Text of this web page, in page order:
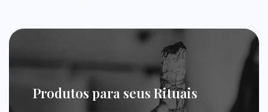
Produtos para seus Rituais